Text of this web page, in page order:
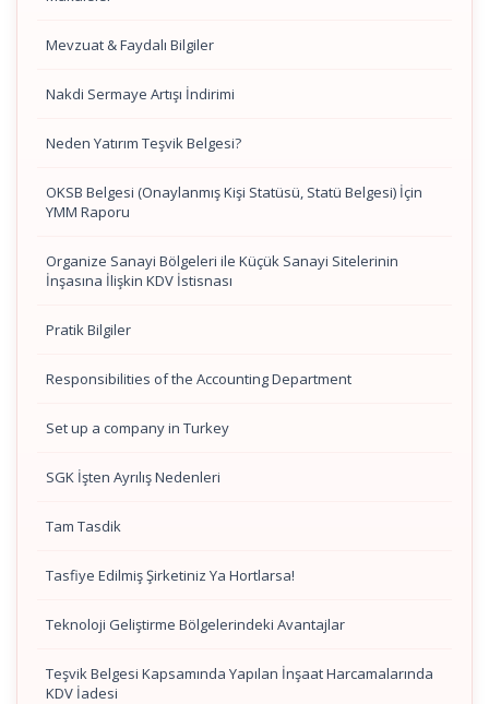
Mevzuat & Faydalı Bilgiler
Nakdi Sermaye Artışı İndirimi
Neden Yatırım Teşvik Belgesi?
OKSB Belgesi (Onaylanmış Kişi Statüsü, Statü Belgesi) İçin
YMM Raporu
Organize Sanayi Bölgeleri ile Küçük Sanayi Sitelerinin
İnşasına İlişkin KDV İstisnası
Pratik Bilgiler
Responsibilities of the Accounting Department
Set up a company in Turkey
SGK İşten Ayrılış Nedenleri
Tam Tasdik
Tasfiye Edilmiş Şirketiniz Ya Hortlarsa!
Teknoloji Geliştirme Bölgelerindeki Avantajlar
Teşvik Belgesi Kapsamında Yapılan İnşaat Harcamalarında
KDV İadesi